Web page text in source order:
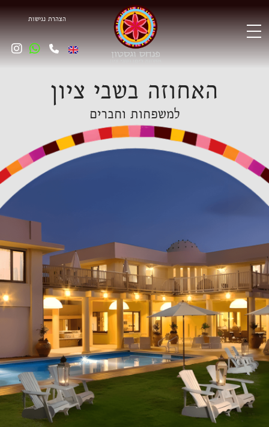
הצהרתנגישות
האחוזה בשבי ציון
למשפחות וחברים